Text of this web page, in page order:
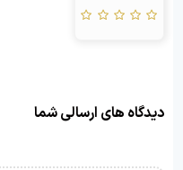
دیدگاه های ارسالی شما